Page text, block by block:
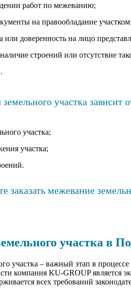
работ по межеванию;
на правообладание участком;
или доверенность на лицо
строений или отсутствие
участка зависит
участка;
участка;
заказать межевание
участка в
участка – важный этап в
компания KU-GROUP является
всех требований